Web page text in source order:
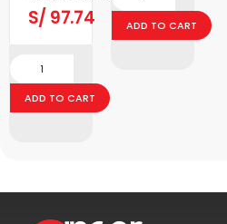
S/ 97.74
ADD TO CART
ADD TO CART